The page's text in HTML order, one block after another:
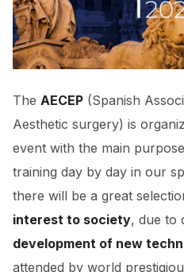
The AECEP (Spanish
Aesthetic surgery) is
event with the main
training day by day in our
there will be a great
interest to society, due to
development of new
attended by world